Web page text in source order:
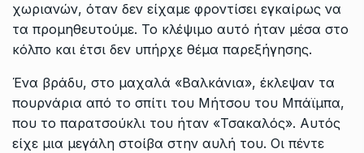
χωριανών, όταν δεν είχαμε φροντίσει εγκαίρως να
τα προμηθευτούμε. Το κλέψιμο αυτό ήταν μέσα στο
κόλπο και έτσι δεν υπήρχε θέμα παρεξήγησης.
Ένα βράδυ, στο μαχαλά «Βαλκάνια», έκλεψαν τα
πουρνάρια από το σπίτι του Μήτσου του Μπάϊμπα,
που το παρατσούκλι του ήταν «Τσακαλός». Αυτός
είχε μια μεγάλη στοίβα στην αυλή του. Οι πέντε